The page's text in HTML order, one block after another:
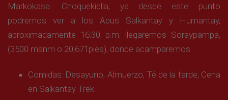
Markokasa. Choquekiclla, ya desde este punto
podremos ver a los Apus Salkantay y Humantay,
aproximadamente 16:30 p.m. llegaremos Soraypampa,
(3500 msnm o 20,671pies), donde acamparemos.
Comidas: Desayuno, Almuerzo, Té de la tarde, Cena
en Salkantay Trek.